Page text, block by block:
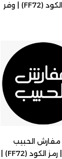
طلب | رمز الكود (FF72) | وفر
الحبيب
السعودية | رمز الكود (FF72) |